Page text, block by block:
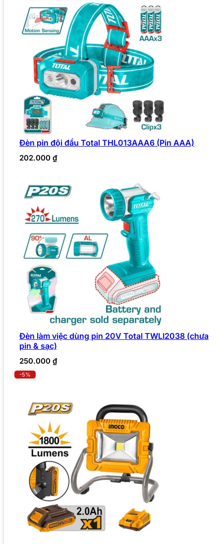
Đèn pin đội đầu Total THL013AAA6 (Pin AAA)
202.000 ₫
Đèn làm việc dùng pin 20V Total TWLI2038 (chưa
pin & sạc)
250.000 ₫
-5%